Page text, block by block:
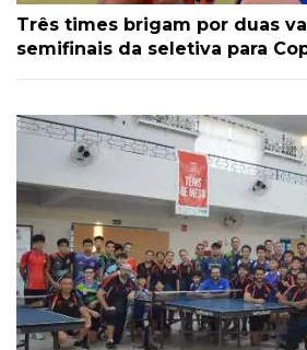
Três times brigam por duas
semifinais da seletiva para